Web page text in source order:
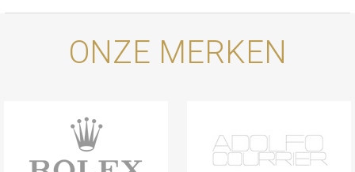
ONZE MERKEN